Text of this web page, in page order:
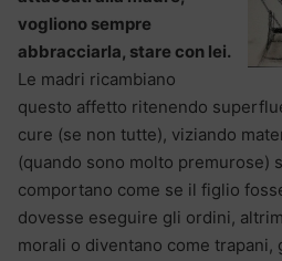
vogliono sempre
abbracciarla, stare con lei.
Le madri ricambiano
questo affetto ritenendo
cure (se non tutte), viziando
(quando sono molto premurose)
comportano come se il figlio
dovesse eseguire gli ordini,
morali o diventano come trapani,